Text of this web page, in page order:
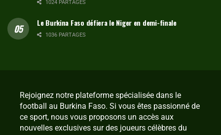
1024 PARTAGES
Le Burkina Faso défiera le Niger en demi-finale
1036 PARTAGES
Rejoignez notre plateforme spécialisée dans le
football au Burkina Faso. Si vous êtes passionné de
ce sport, nous vous proposons un accès aux
nouvelles exclusives sur des joueurs célèbres du